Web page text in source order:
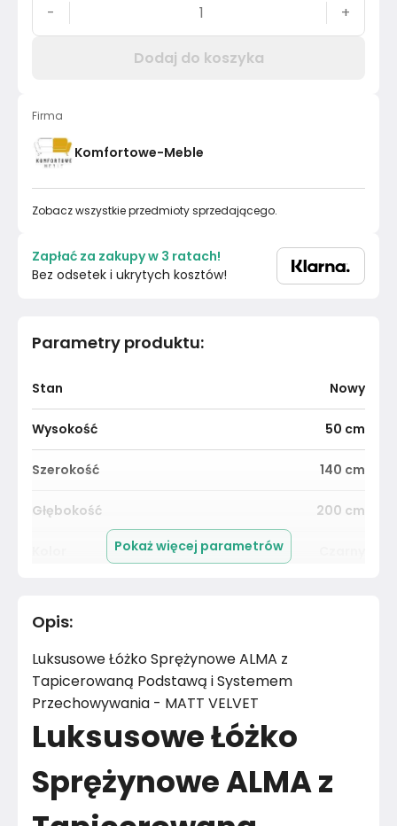
Parametry produktu:
Stan Nowy
Wysokość 50 cm
Szerokość 140 cm
Głębokość 200 cm
Kolor tkaniny
Powierzchnia spania 140x200 cm
Łóżko z pojemnikiem
Powierzchnia spania 140x200 cm
Pokaż więcej parametrów
Opis:
Luksusowe Łóżko Sprężynowe ALMA z
Tapicerowaną Podstawą i Systemem
Przechowywania - MATT VELVET
Luksusowe Łóżko
Sprężynowe ALMA z
- +
Dodaj do koszyka
Firma
Komfortowe-Meble
Zobacz wszystkie przedmioty sprzedającego.
Zapłać za zakupy w 3 ratach!
Bez odsetek i ukrytych kosztów!